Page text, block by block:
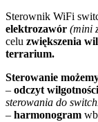
Sterownik WiFi
elektrozawór (mini
celu zwiększenia
terrarium.
Sterowanie
– odczyt wilgotności
sterowania do
– harmonogram